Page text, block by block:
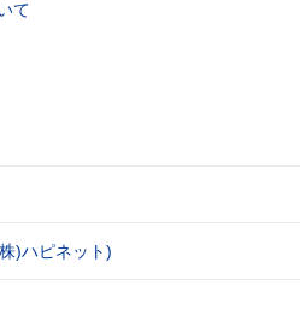
て
)ハピネット)